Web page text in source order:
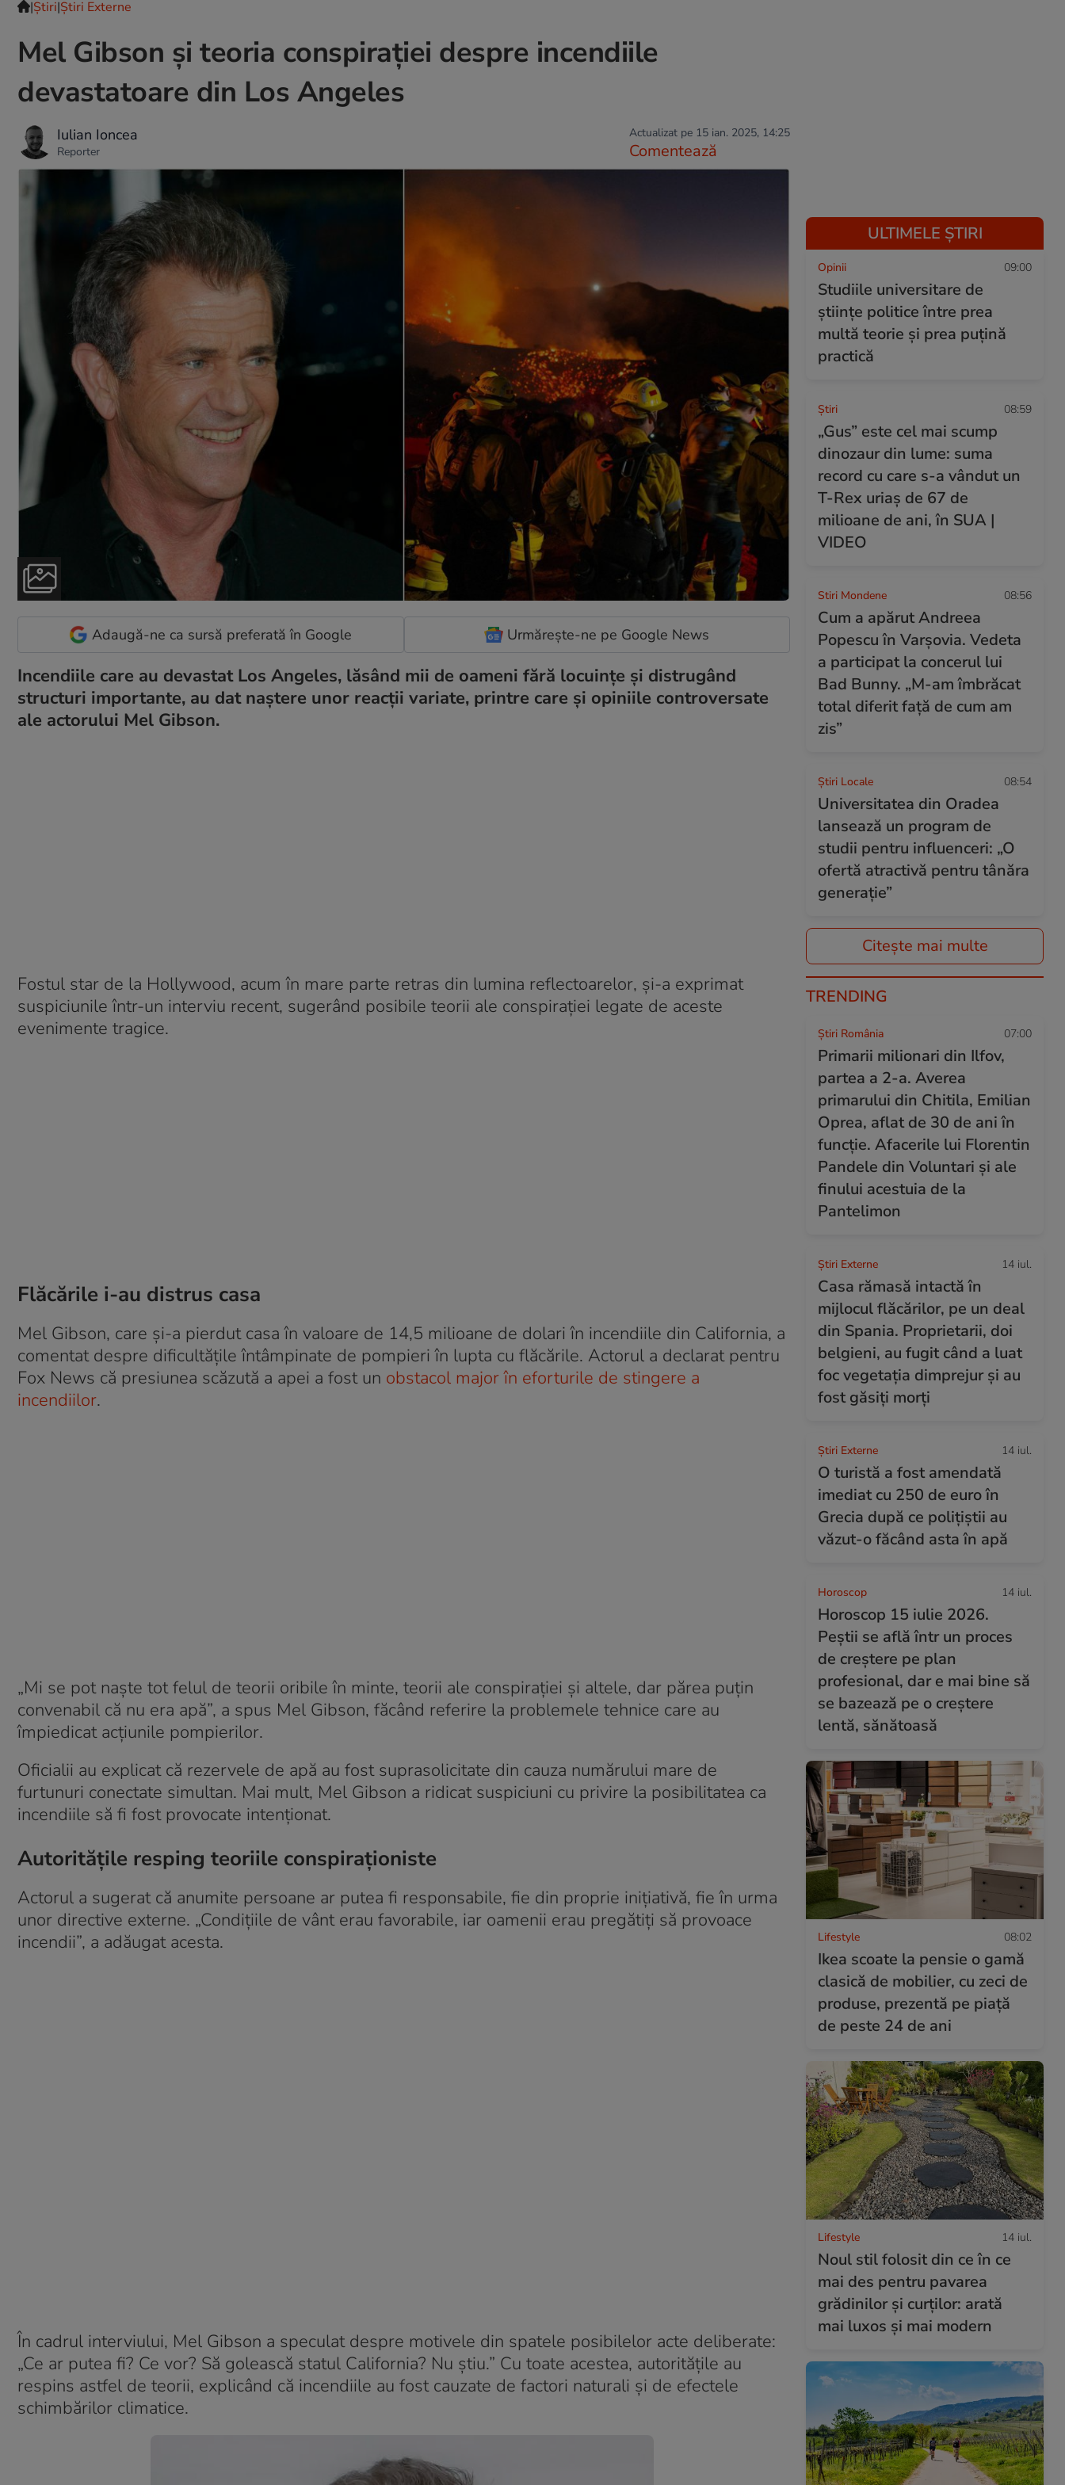
|Ştiri|Știri Externe
Mel Gibson și teoria conspirației despre incendiile
devastatoare din Los Angeles
Iulian Ioncea
Reporter
Actualizat pe 15 ian. 2025, 14:25
Comentează
Adaugă-ne ca sursă preferată în Google Urmărește-ne pe Google News
Incendiile care au devastat Los Angeles, lăsând mii de oameni fără locuințe și distrugând
structuri importante, au dat naștere unor reacții variate, printre care și opiniile controversate
ale actorului Mel Gibson.
Fostul star de la Hollywood, acum în mare parte retras din lumina reflectoarelor, și-a exprimat
suspiciunile într-un interviu recent, sugerând posibile teorii ale conspirației legate de aceste
evenimente tragice.
Flăcările i-au distrus casa
Mel Gibson, care și-a pierdut casa în valoare de 14,5 milioane de dolari în incendiile din California, a
comentat despre dificultățile întâmpinate de pompieri în lupta cu flăcările. Actorul a declarat pentru
Fox News că presiunea scăzută a apei a fost un obstacol major în eforturile de stingere a
incendiilor.
„Mi se pot naște tot felul de teorii oribile în minte, teorii ale conspirației și altele, dar părea puțin
convenabil că nu era apă”, a spus Mel Gibson, făcând referire la problemele tehnice care au
împiedicat acțiunile pompierilor.
Oficialii au explicat că rezervele de apă au fost suprasolicitate din cauza numărului mare de
furtunuri conectate simultan. Mai mult, Mel Gibson a ridicat suspiciuni cu privire la posibilitatea ca
incendiile să fi fost provocate intenționat.
Autoritățile resping teoriile conspiraționiste
Actorul a sugerat că anumite persoane ar putea fi responsabile, fie din proprie inițiativă, fie în urma
unor directive externe. „Condițiile de vânt erau favorabile, iar oamenii erau pregătiți să provoace
incendii”, a adăugat acesta.
În cadrul interviului, Mel Gibson a speculat despre motivele din spatele posibilelor acte deliberate:
„Ce ar putea fi? Ce vor? Să golească statul California? Nu știu.” Cu toate acestea, autoritățile au
respins astfel de teorii, explicând că incendiile au fost cauzate de factori naturali și de efectele
schimbărilor climatice.
ULTIMELE ȘTIRI
Opinii 09:00
Studiile universitare de
științe politice între prea
multă teorie și prea puțină
practică
Ştiri 08:59
„Gus” este cel mai scump
dinozaur din lume: suma
record cu care s-a vândut un
T-Rex uriaș de 67 de
milioane de ani, în SUA |
VIDEO
Stiri Mondene 08:56
Cum a apărut Andreea
Popescu în Varșovia. Vedeta
a participat la concerul lui
Bad Bunny. „M-am îmbrăcat
total diferit față de cum am
zis”
Știri Locale 08:54
Universitatea din Oradea
lansează un program de
studii pentru influenceri: „O
ofertă atractivă pentru tânăra
generație”
Citește mai multe
TRENDING
Știri România 07:00
Primarii milionari din Ilfov,
partea a 2-a. Averea
primarului din Chitila, Emilian
Oprea, aflat de 30 de ani în
funcție. Afacerile lui Florentin
Pandele din Voluntari și ale
finului acestuia de la
Pantelimon
Știri Externe 14 iul.
Casa rămasă intactă în
mijlocul flăcărilor, pe un deal
din Spania. Proprietarii, doi
belgieni, au fugit când a luat
foc vegetația dimprejur și au
fost găsiți morți
Știri Externe 14 iul.
O turistă a fost amendată
imediat cu 250 de euro în
Grecia după ce polițiștii au
văzut-o făcând asta în apă
Horoscop 14 iul.
Horoscop 15 iulie 2026.
Peștii se află într un proces
de creștere pe plan
profesional, dar e mai bine să
se bazează pe o creștere
lentă, sănătoasă
Lifestyle 08:02
Ikea scoate la pensie o gamă
clasică de mobilier, cu zeci de
produse, prezentă pe piață
de peste 24 de ani
Lifestyle 14 iul.
Noul stil folosit din ce în ce
mai des pentru pavarea
grădinilor și curților: arată
mai luxos și mai modern